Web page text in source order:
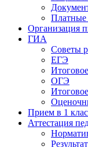
Платные
Организация
ГИА
Советы
ЕГЭ
ОГЭ
Прием в 1
Аттестация